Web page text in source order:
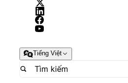
Tiếng Việt